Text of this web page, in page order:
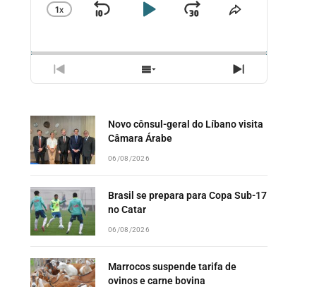
CHANGE
1X
SKIPPLAYJUMP
PREVIOUS
EPISODE
SHOW
EPISODES
NEXT
EPISODE
Novo cônsul-geral do Líbano visita
Câmara Árabe
06/08/2026
Brasil se prepara para Copa Sub-17
no Catar
06/08/2026
Marrocos suspende tarifa de
ovinos e carne bovina